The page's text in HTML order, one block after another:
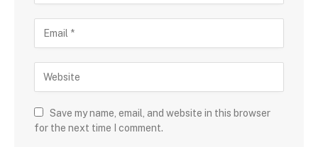
Save my name, email, and website in this browser
for the next time I comment.